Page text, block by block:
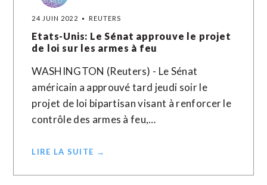
24 JUIN 2022 REUTERS
Etats-Unis: Le Sénat approuve le projet
de loi sur les armes à feu
WASHINGTON (Reuters) - Le Sénat
américain a approuvé tard jeudi soir le
projet de loi bipartisan visant à renforcer le
contrôle des armes à feu,…
LIRE LA SUITE →